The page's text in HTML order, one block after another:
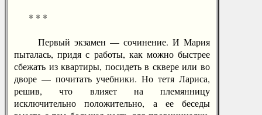
* * *
Первый экзамен — сочинение. И Мария
пыталась, придя с работы, как можно быстрее
сбежать из квартиры, посидеть в сквере или во
дворе — почитать учебники. Но тетя Лариса,
решив, что влияет на племянницу
исключительно положительно, а ее беседы